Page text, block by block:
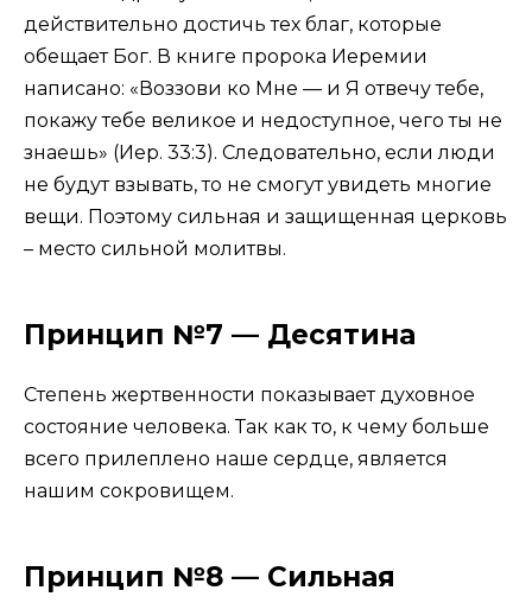
действительно достичь тех благ, которые
обещает Бог. В книге пророка Иеремии
написано: «Воззови ко Мне — и Я отвечу тебе,
покажу тебе великое и недоступное, чего ты не
знаешь» (Иер. 33:3). Следовательно, если люди
не будут взывать, то не смогут увидеть многие
вещи. Поэтому сильная и защищенная церковь
– место сильной молитвы.
Принцип №7 — Десятина
Степень жертвенности показывает духовное
состояние человека. Так как то, к чему больше
всего прилеплено наше сердце, является
нашим сокровищем.
Принцип №8 — Сильная